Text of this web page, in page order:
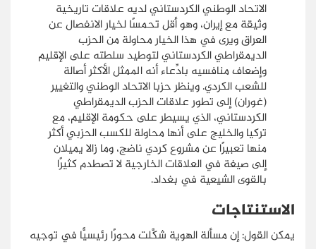
الاتحاد الوطني الكردستاني لديه علاقات تاريخية
وثيقة مع إيران، وهو أقل تحمسًا لخيار الانفصال عن
العراق ويرى في هذا الخيار محاولة من الحزب
الديمقراطي الكردستاني لتوطيد سلطته على الإقليم
وإضعاف منافسيه بادِّعاء أنه الممثل الأكثر أصالة
للشعب الكردي. وينظر حزبا الاتحاد الوطني والتغيير
(غوران) إلى تطور علاقات الحزب الديمقراطي
الكردستاني، الذي يسيطر على حكومة الإقليم، مع
تركيا والخليج على أنها محاولة للكسب الحزبي أكثر
منها تعبيرًا عن مشروع كردي ناضج، وما زالا يميلان
إلى صيغة في العلاقات الخارجية لا تصطدم كثيرًا
بالقوى الشيعية في بغداد.
الاستنتاجات
يمكن القول: إن مسألة الهوية شكَّلت محورًا رئيسيًّا في توجيه